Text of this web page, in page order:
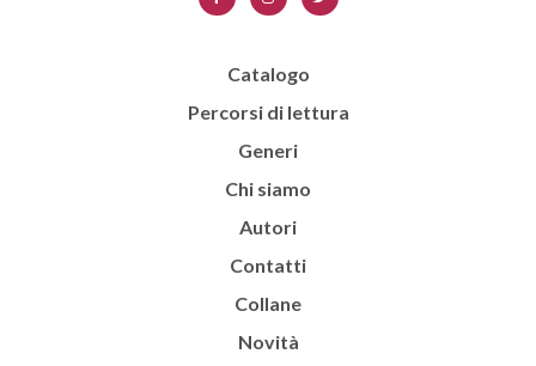
Catalogo
Percorsi di lettura
Generi
Chi siamo
Autori
Contatti
Collane
Novità